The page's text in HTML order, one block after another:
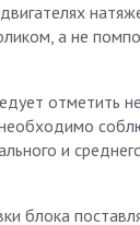
а не
отметить
и
блока